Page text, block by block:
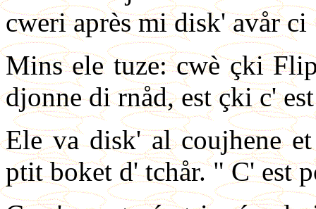
cweri après mi disk' avår ci
Mins ele tuze: cwè çki
djonne di rnåd, est çki c'
Ele va disk' al coujhene
ptit boket d' tchår. " C' est